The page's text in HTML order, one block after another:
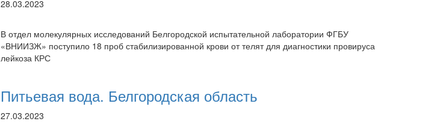
28.03.2023
В отдел молекулярных исследований Белгородской испытательной лаборатории ФГБУ
«ВНИИЗЖ» поступило 18 проб стабилизированной крови от телят для диагностики провируса
лейкоза КРС
Питьевая вода. Белгородская область
27.03.2023